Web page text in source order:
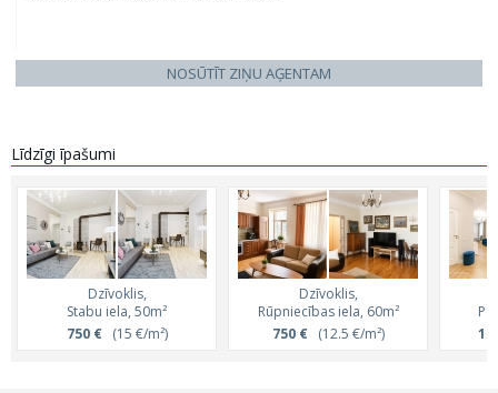
NOSŪTĪT ZIŅU AĢENTAM
Līdzīgi īpašumi
Dzīvoklis,
Stabu iela, 50m²
750 €(15 €/m²)
Dzīvoklis,
Rūpniecības iela, 60m²
750 €(12.5 €/m²)
1